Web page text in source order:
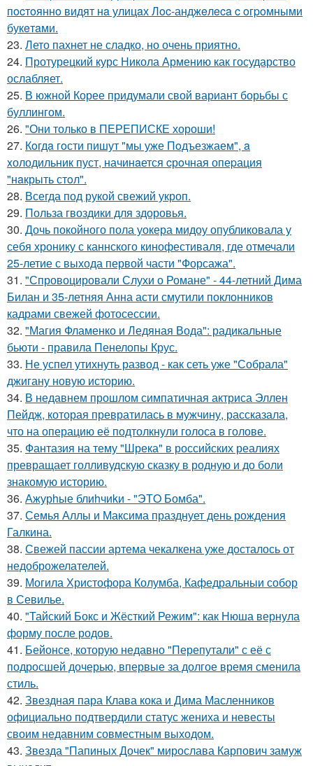
пocтoяннo видят нa улицaх Лoc-анджeлeca c oгpoмными
букeтaми.
23. Лето пахнет не сладко, но очень приятно.
24. Протурецкий курс Никола Армению как государство
ослабляет.
25. В южной Корее придумали свой вариант борьбы с
буллингом.
26. "Они только в ПЕРЕПИСКЕ хороши!
27. Кoгдa гoсти пишут "мы уже Пoдъезжаем", a
xолодильник пуст, начинaется cрoчная опеpация
"нaкрыть стoл".
28. Всегда под рукой свежий укроп.
29. Польза гвоздики для здоровья.
30. Дочь покойного пола уокера мидоу опубликовала у
себя хронику с каннского кинофестиваля, где отмечали
25-летие с выхода первой части "Форсажа".
31. "Спровоцировали Слухи о Романе" - 44-летний Дима
Билан и 35-летняя Анна асти смутили поклонников
кадрами свежей фотосессии.
32. "Магия Фламенко и Ледяная Вода": радикальные
бьюти - правила Пенелопы Крус.
33. Не успел утихнуть развод - как сеть уже "Собрала"
джигану новую историю.
34. В недавнем прошлом симпатичная актриса Эллен
Пейдж, которая превратилась в мужчину, рассказала,
что на операцию её подтолкнули голоса в голове.
35. Фантазия на тему "Шрека" в российских реалиях
превращает голливудскую сказку в родную и до боли
знакомую историю.
36. Ажурhые блиhчиkи - "ЭТO Бомба".
37. Семья Аллы и Максима празднует день рождения
Галкина.
38. Свежей пассии артема чекалкена уже досталось от
недоброжелателей.
39. Могила Христофора Колумба, Кафедральныи собор
в Севилье.
40. "Тайский Бокс и Жёсткий Режим": как Нюша вернула
форму после родов.
41. Бейонсе, которую недавно "Перепутали" с её с
подросшей дочерью, впервые за долгое время сменила
стиль.
42. Звездная пара Клава кока и Дима Масленников
официально подтвердили статус жениха и невесты
своим недавним совместным выходом.
43. Звезда "Папиных Дочек" мирослава Карпович замуж